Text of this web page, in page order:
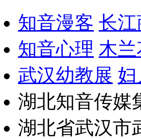
知音漫客 长江
知音心理 木兰
武汉幼教展 妇
湖北知音传媒
湖北省武汉市